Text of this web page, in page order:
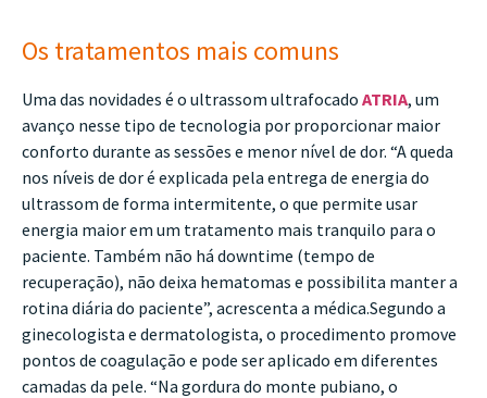
Os tratamentos mais comuns
Uma das novidades é o ultrassom ultrafocado ATRIA, um
avanço nesse tipo de tecnologia por proporcionar maior
conforto durante as sessões e menor nível de dor. “A queda
nos níveis de dor é explicada pela entrega de energia do
ultrassom de forma intermitente, o que permite usar
energia maior em um tratamento mais tranquilo para o
paciente. Também não há downtime (tempo de
recuperação), não deixa hematomas e possibilita manter a
rotina diária do paciente”, acrescenta a médica.Segundo a
ginecologista e dermatologista, o procedimento promove
pontos de coagulação e pode ser aplicado em diferentes
camadas da pele. “Na gordura do monte pubiano, o